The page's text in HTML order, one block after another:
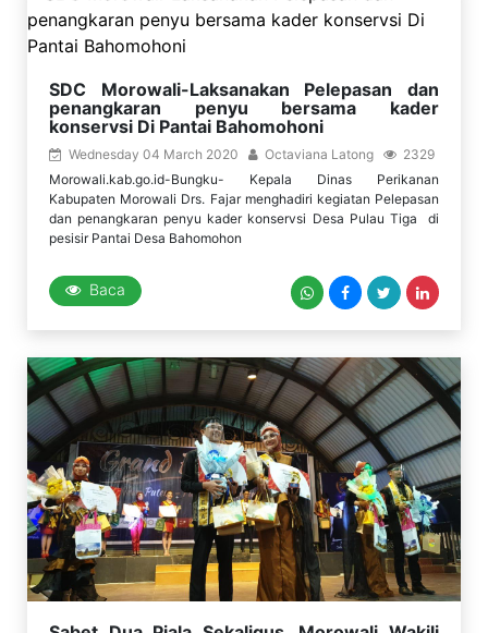
SDC Morowali-Laksanakan Pelepasan dan
penangkaran penyu bersama kader
konservsi Di Pantai Bahomohoni
Wednesday 04 March 2020 Octaviana Latong
2329
Morowali.kab.go.id-Bungku- Kepala Dinas Perikanan
Kabupaten Morowali Drs. Fajar menghadiri kegiatan Pelepasan
dan penangkaran penyu kader konservsi Desa Pulau Tiga di
pesisir Pantai Desa Bahomohon
Baca